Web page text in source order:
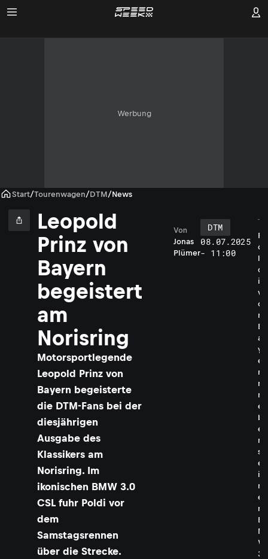
Werbung
Start/Tourenwagen/DTM/News
Leopold
Prinz von
Bayern
begeistert
am
Norisring
Motorsportlegende
Leopold Prinz von
Bayern begeisterte
die DTM-Fans bei der
diesjährigen
Ausgabe des
Klassikers am
Norisring. Im
ikonischen BMW 3.0
CSL fuhr Poldi vor
dem
Samstagsrennen
über die Strecke.
Jonas
Plümer
Von
DTM
08.07.2025
- 11:00
P
o
l
d
i
v
o
n
B
a
y
e
r
n
n
e
b
e
n
s
e
i
n
e
n
B
M
W
3